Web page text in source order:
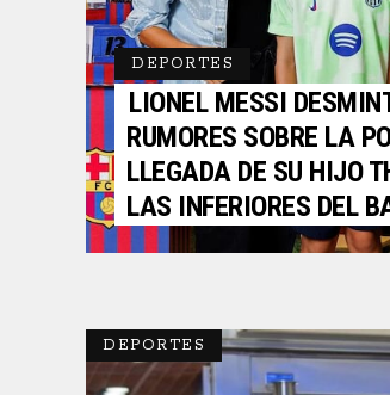
DEPORTES
LIONEL MESSI
RUMORES SOBRE LA
LLEGADA DE SU HIJO
LAS INFERIORES DEL
DEPORTES